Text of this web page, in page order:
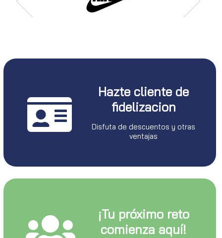
Hazte cliente de
fidelizacion
Disfuta de descuentos y otras
ventajas
¡Tu próximo reto
comienza aquí!